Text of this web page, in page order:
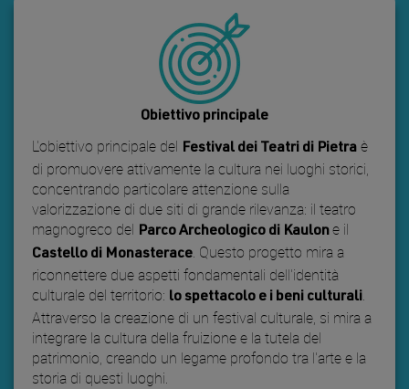
Obiettivo principale
L'obiettivo principale del Festival dei Teatri di Pietra è
di promuovere attivamente la cultura nei luoghi storici,
concentrando particolare attenzione sulla
valorizzazione di due siti di grande rilevanza: il teatro
magnogreco del Parco Archeologico di Kaulone il
Castello di Monasterace. Questo progetto mira a
riconnettere due aspetti fondamentali dell'identità
culturale del territorio: lo spettacolo e i beni culturali.
Attraverso la creazione di un festival culturale, si mira a
integrare la cultura della fruizione e la tutela del
patrimonio, creando un legame profondo tra l'arte e la
storia di questi luoghi.